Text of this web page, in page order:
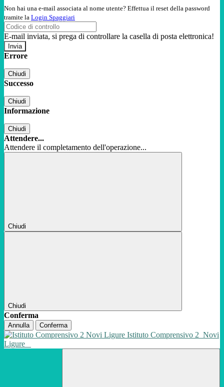
Non hai una e-mail associata al nome utente? Effettua il reset della password
tramite la Login Spaggiari
E-mail inviata, si prega di controllare la casella di posta elettronica!
Errore
Chiudi
Successo
Chiudi
Informazione
Chiudi
Attendere...
Attendere il completamento dell'operazione...
Chiudi
Chiudi
Conferma
Annulla Conferma
Istituto Comprensivo 2 Novi
Ligure